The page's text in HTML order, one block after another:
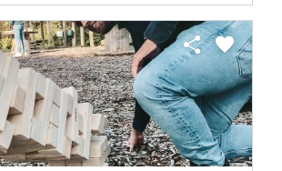
share favorite